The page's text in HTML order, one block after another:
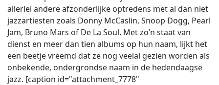
allerlei andere afzonderlijke optredens met al dan niet
jazzartiesten zoals Donny McCaslin, Snoop Dogg, Pearl
Jam, Bruno Mars of De La Soul. Met zo’n staat van
dienst en meer dan tien albums op hun naam, lijkt het
een beetje vreemd dat ze nog veelal gezien worden als
onbekende, ondergrondse naam in de hedendaagse
jazz. [caption id="attachment_7778"